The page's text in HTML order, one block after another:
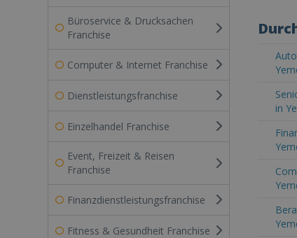
Büroservice & Drucksachen
Franchise
Computer & Internet Franchise
Dienstleistungsfranchise
Einzelhandel Franchise
Event, Freizeit & Reisen
Franchise
Finanzdienstleistungsfranchise
Fitness & Gesundheit Franchise
in